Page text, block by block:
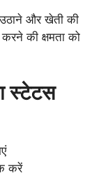
और खेती की
करने की क्षमता को
स्टेटस
करें